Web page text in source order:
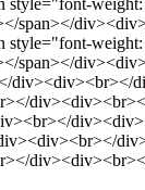
style="font-
span></
style="font-
span></